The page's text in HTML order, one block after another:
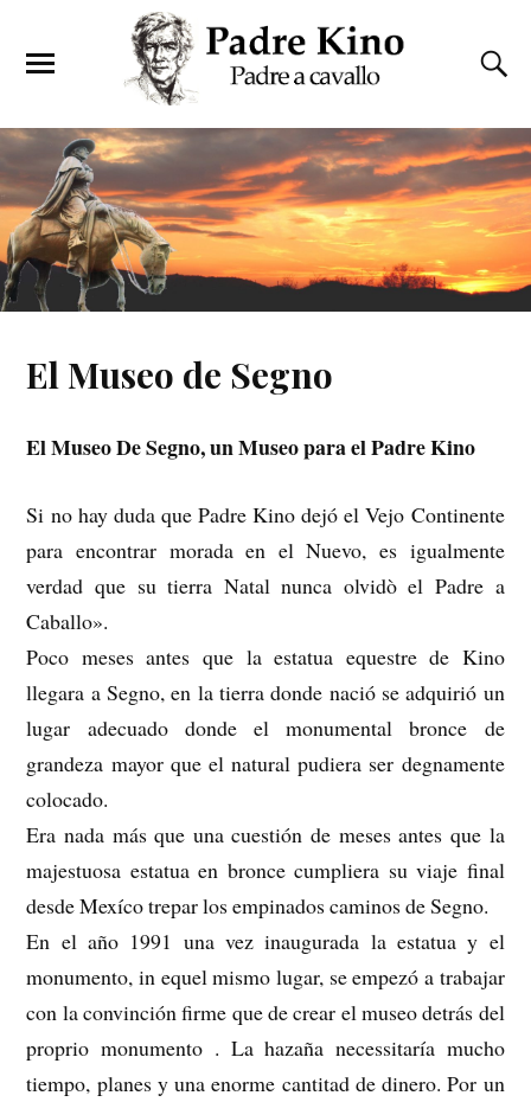
El Museo de Segno
El Museo De Segno, un Museo para el Padre Kino
Si no hay duda que Padre Kino dejó el Vejo Continente
para encontrar morada en el Nuevo, es igualmente
verdad que su tierra Natal nunca olvidò el Padre a
Caballo».
Poco meses antes que la estatua equestre de Kino
llegara a Segno, en la tierra donde nació se adquirió un
lugar adecuado donde el monumental bronce de
grandeza mayor que el natural pudiera ser degnamente
colocado.
Era nada más que una cuestión de meses antes que la
majestuosa estatua en bronce cumpliera su viaje final
desde Mexíco trepar los empinados caminos de Segno.
En el año 1991 una vez inaugurada la estatua y el
monumento, in equel mismo lugar, se empezó a trabajar
con la convinción firme que de crear el museo detrás del
proprio monumento . La hazaña necessitaría mucho
tiempo, planes y una enorme cantitad de dinero. Por un